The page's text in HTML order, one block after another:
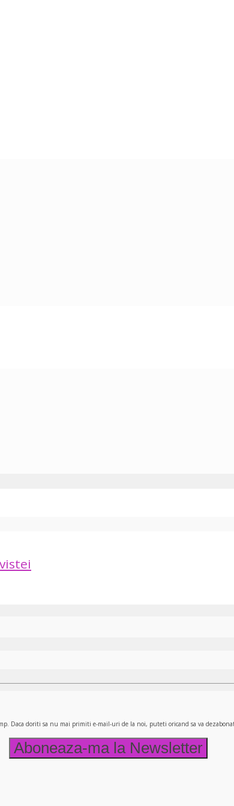
Daca doriti sa nu mai primiti e-mail-uri de la noi, puteti oricand sa va